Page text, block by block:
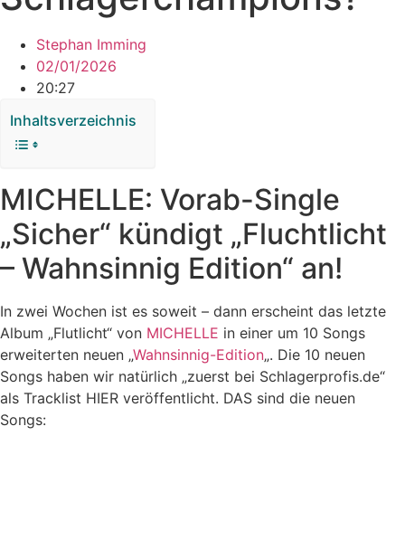
Stephan Imming
02/01/2026
20:27
Inhaltsverzeichnis
MICHELLE: Vorab-Single
„Sicher“ kündigt „Fluchtlicht
– Wahnsinnig Edition“ an!
In zwei Wochen ist es soweit – dann erscheint das letzte
Album „Flutlicht“ von MICHELLE in einer um 10 Songs
erweiterten neuen „Wahnsinnig-Edition„. Die 10 neuen
Songs haben wir natürlich „zuerst bei Schlagerprofis.de“
als Tracklist HIER veröffentlicht. DAS sind die neuen
Songs: